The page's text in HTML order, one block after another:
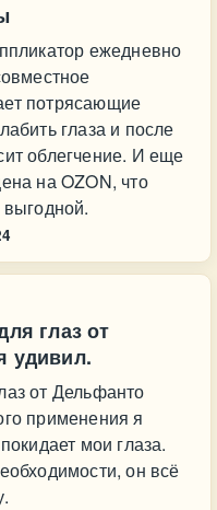
ежедневно
потрясающие
глаза и после
облегчение. И еще
на OZON, что
глаз от
удивил.
от Дельфанто
применения я
мои глаза.
он всё